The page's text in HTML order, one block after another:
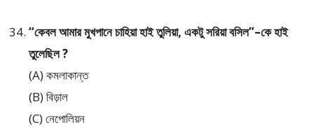
“কেবল আমার মুখপানে চাহিয়া হাই তুলিয়া, একটু সরিয়া বসিল”–কে হাই
তুলেছিল ?
(A) কমলাকান্ত
(B) বিড়াল
(C) নেপোলিয়ন